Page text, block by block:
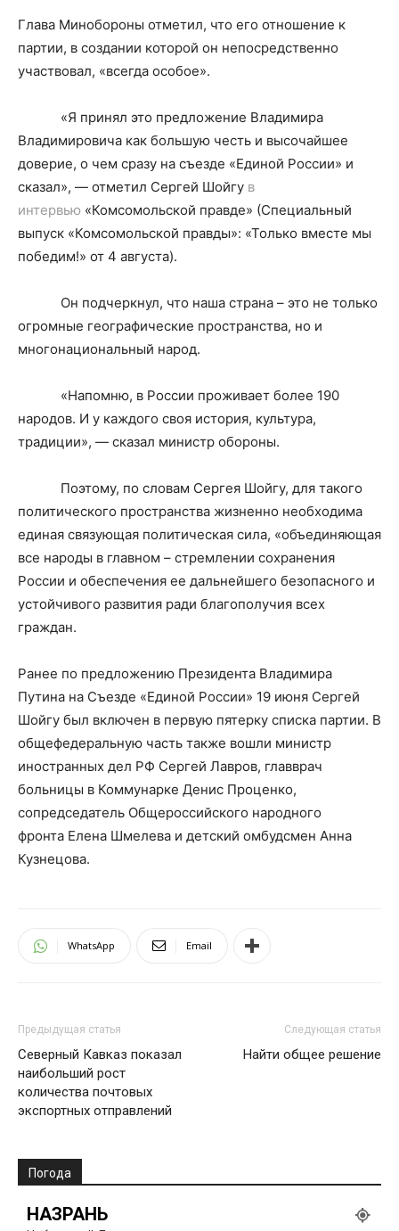
Глава Минобороны отметил, что его отношение к
партии, в создании которой он непосредственно
участвовал, «всегда особое».
«Я принял это предложение Владимира
Владимировича как большую честь и высочайшее
доверие, о чем сразу на съезде «Единой России» и
сказал», — отметил Сергей Шойгу в
интервью «Комсомольской правде» (Специальный
выпуск «Комсомольской правды»: «Только вместе мы
победим!» от 4 августа).
Он подчеркнул, что наша страна – это не только
огромные географические пространства, но и
многонациональный народ.
«Напомню, в России проживает более 190
народов. И у каждого своя история, культура,
традиции», — сказал министр обороны.
Поэтому, по словам Сергея Шойгу, для такого
политического пространства жизненно необходима
единая связующая политическая сила, «объединяющая
все народы в главном – стремлении сохранения
России и обеспечения ее дальнейшего безопасного и
устойчивого развития ради благополучия всех
граждан.
Ранее по предложению Президента Владимира
Путина на Съезде «Единой России» 19 июня Сергей
Шойгу был включен в первую пятерку списка партии. В
общефедеральную часть также вошли министр
иностранных дел РФ Сергей Лавров, главврач
больницы в Коммунарке Денис Проценко,
сопредседатель Общероссийского народного
фронта Елена Шмелева и детский омбудсмен Анна
Кузнецова.
WhatsApp Email
Предыдущая статья
Северный Кавказ показал
наибольший рост
количества почтовых
экспортных отправлений
Следующая статья
Найти общее решение
Погода
НАЗРАНЬ